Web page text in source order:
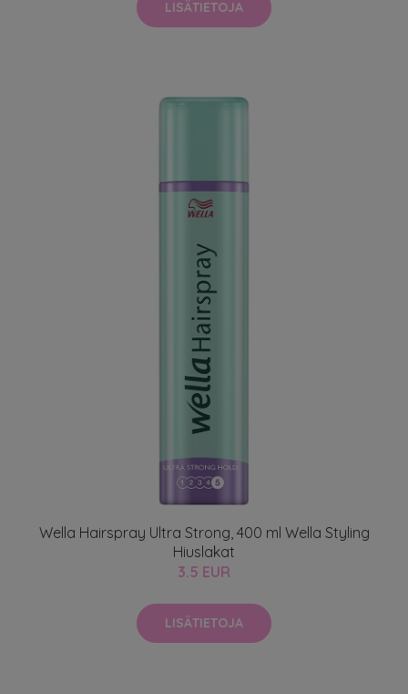
LISÄTIETOJA
Wella Hairspray Ultra Strong, 400 ml Wella Styling
Hiuslakat
3.5 EUR
LISÄTIETOJA